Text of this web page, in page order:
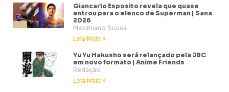
Giancarlo Esposito revela que quase
entrou para o elenco de Superman | Sana
2026
Maximiano Sousa
Leia Mais »
Yu Yu Hakusho será relançado pela JBC
em novo formato | Anime Friends
Redação
Leia Mais »